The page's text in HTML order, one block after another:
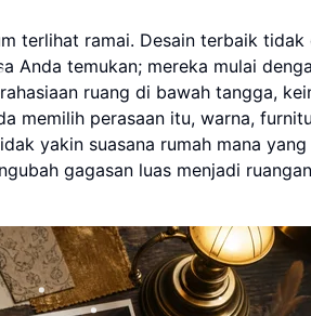
terlihat ramai. Desain terbaik tidak
Anda temukan; mereka mulai
ruang di bawah tangga,
memilih perasaan itu, warna,
yakin suasana rumah mana
gagasan luas menjadi